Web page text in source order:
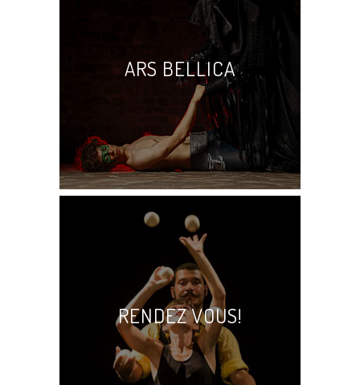
ARS BELLICA
RENDEZ VOUS!
Compagnia Begherè